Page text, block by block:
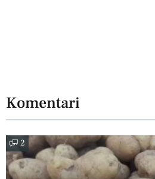
Komentari
2